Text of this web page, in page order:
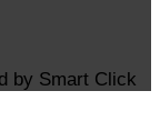
by Smart Click